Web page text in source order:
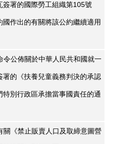
署的國際勞工組織第105號
國作出的有關將該公約繼續適用
公佈關於中華人民共和國就一
的《扶養兒童義務判決的承認
別行政區承擔當事國責任的通
《禁止販賣人口及取締意圖營